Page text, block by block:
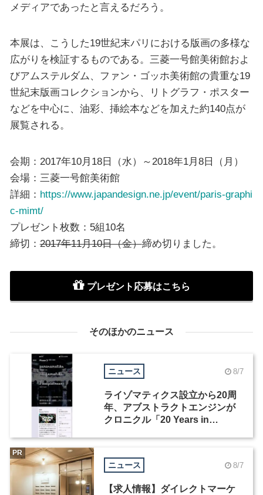
メディアであったと言えるだろう。
本展は、こうした19世紀末パリにおける版画の多様な
広がりを検証するものである。三菱一号館美術館およ
びアムステルダム、ファン・ゴッホ美術館の貴重な19
世紀末版画コレクションから、リトグラフ・ポスター
などを中心に、油彩、挿絵本などを加えた約140点が
展覧される。
会期：2017年10月18日（水）～2018年1月8日（月）
会場：三菱一号館美術館
詳細： https://www.japandesign.ne.jp/event/paris-graphi
c-mimt/
プレゼント枚数：5組10名
締切：2017年11月10日（金）締め切りました。
プレゼント応募はこちら
そのほかのニュース
ニュース 8/7
ライゾマティクス設立から20周
年、アブストラクトエンジンが
クロニクル「20 Years in
ニュース 8/7
【求人情報】ダイレクトマーケ
PR